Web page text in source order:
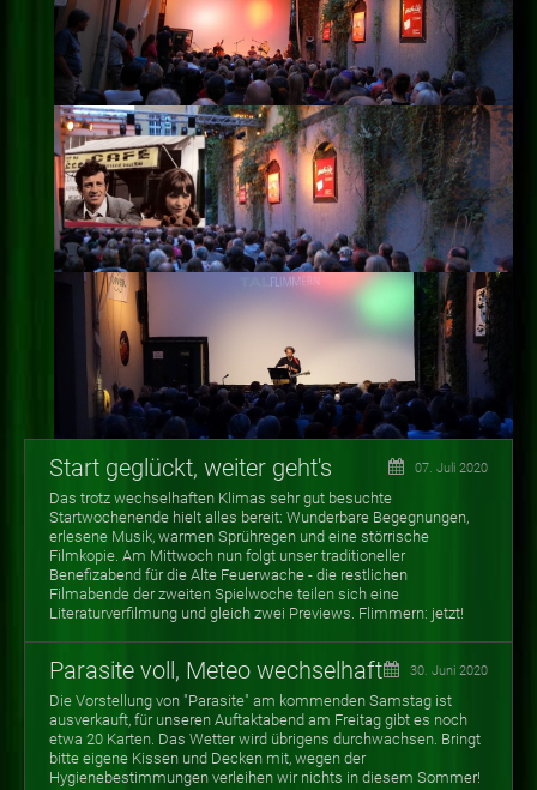
Start geglückt, weiter geht's 07. Juli 2020
Das trotz wechselhaften Klimas sehr gut besuchte
Startwochenende hielt alles bereit: Wunderbare Begegnungen,
erlesene Musik, warmen Sprühregen und eine störrische
Filmkopie. Am Mittwoch nun folgt unser traditioneller
Benefizabend für die Alte Feuerwache - die restlichen
Filmabende der zweiten Spielwoche teilen sich eine
Literaturverfilmung und gleich zwei Previews. Flimmern: jetzt!
Parasite voll, Meteo wechselhaft 30. Juni 2020
Die Vorstellung von "Parasite" am kommenden Samstag ist
ausverkauft, für unseren Auftaktabend am Freitag gibt es noch
etwa 20 Karten. Das Wetter wird übrigens durchwachsen. Bringt
bitte eigene Kissen und Decken mit, wegen der
Hygienebestimmungen verleihen wir nichts in diesem Sommer!